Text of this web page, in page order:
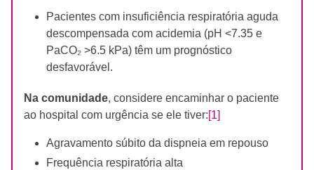
Pacientes com insuficiência respiratória aguda
descompensada com acidemia (pH <7.35 e
PaCO₂ >6.5 kPa) têm um prognóstico
desfavorável.
Na comunidade, considere encaminhar o paciente
ao hospital com urgência se ele tiver:[1]
Agravamento súbito da dispneia em repouso
Frequência respiratória alta